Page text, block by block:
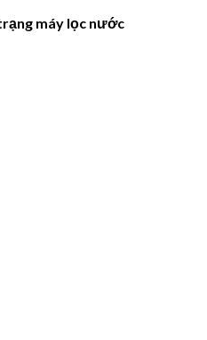
máy lọc nước